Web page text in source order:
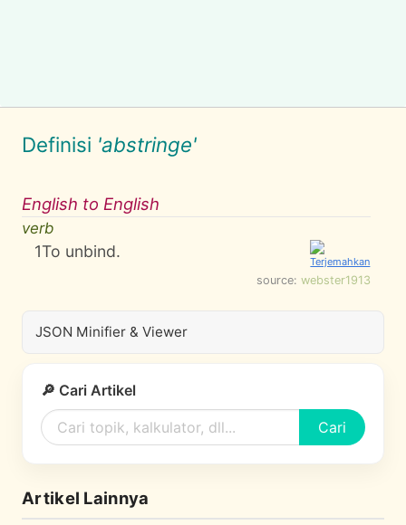
Definisi 'abstringe'
English to English
verb
1To unbind.
source: webster1913
JSON Minifier & Viewer
🔎 Cari Artikel
Cari
Artikel Lainnya